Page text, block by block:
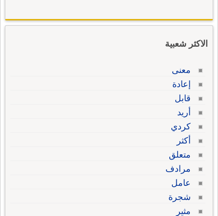
الاكثر شعبية
معنى
إعادة
قابل
أريد
كردي
أكثر
متعلق
مرادف
عامل
شجرة
مثير